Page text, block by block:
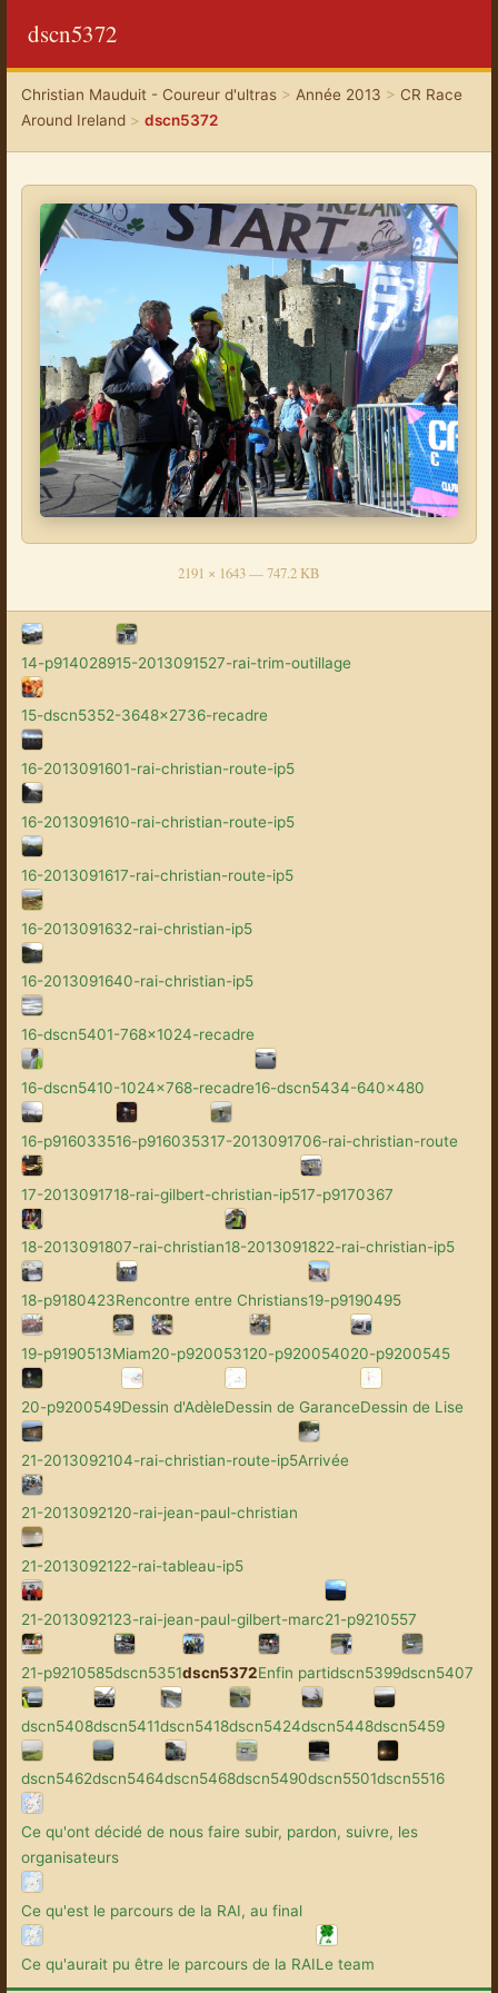
dscn5372
Christian Mauduit - Coureur d'ultras> Année 2013 > CR Race
Around Ireland> dscn5372
2191 × 1643 — 747.2 KB
14-p914028915-2013091527-rai-trim-outillage
15-dscn5352-3648x2736-recadre
16-2013091601-rai-christian-route-ip5
16-2013091610-rai-christian-route-ip5
16-2013091617-rai-christian-route-ip5
16-2013091632-rai-christian-ip5
16-2013091640-rai-christian-ip5
16-dscn5401-768x1024-recadre
16-dscn5410-1024x768-recadre16-dscn5434-640x480
16-p916033516-p916035317-2013091706-rai-christian-route
17-2013091718-rai-gilbert-christian-ip517-p9170367
18-2013091807-rai-christian18-2013091822-rai-christian-ip5
18-p9180423Rencontre entre Christians19-p9190495
19-p9190513Miam20-p920053120-p920054020-p9200545
20-p9200549Dessin d'AdèleDessin de GaranceDessin de Lise
21-2013092104-rai-christian-route-ip5Arrivée
21-2013092120-rai-jean-paul-christian
21-2013092122-rai-tableau-ip5
21-2013092123-rai-jean-paul-gilbert-marc21-p9210557
21-p9210585dscn5351dscn5372Enfin partidscn5399dscn5407
dscn5408dscn5411dscn5418dscn5424dscn5448dscn5459
dscn5462dscn5464dscn5468dscn5490dscn5501dscn5516
Ce qu'ont décidé de nous faire subir, pardon, suivre, les
organisateurs
Ce qu'est le parcours de la RAI, au final
Ce qu'aurait pu être le parcours de la RAILe team